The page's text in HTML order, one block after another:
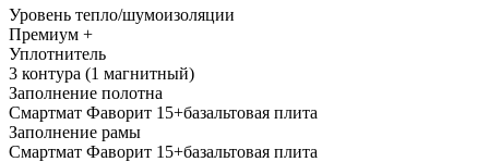
Уровень тепло/шумоизоляции
Премиум +
Уплотнитель
3 контура (1 магнитный)
Заполнение полотна
Смартмат Фаворит 15+базальтовая плита
Заполнение рамы
Смартмат Фаворит 15+базальтовая плита